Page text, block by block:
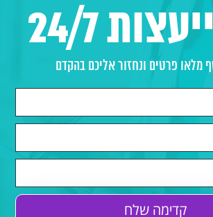
24/7
מלאו פרטים ונחזור אליכם בהקדם